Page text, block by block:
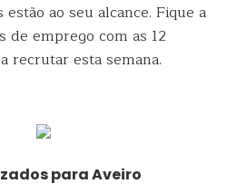
ao seu alcance. Fique a
de emprego com as 12
recrutar esta semana.
para Aveiro